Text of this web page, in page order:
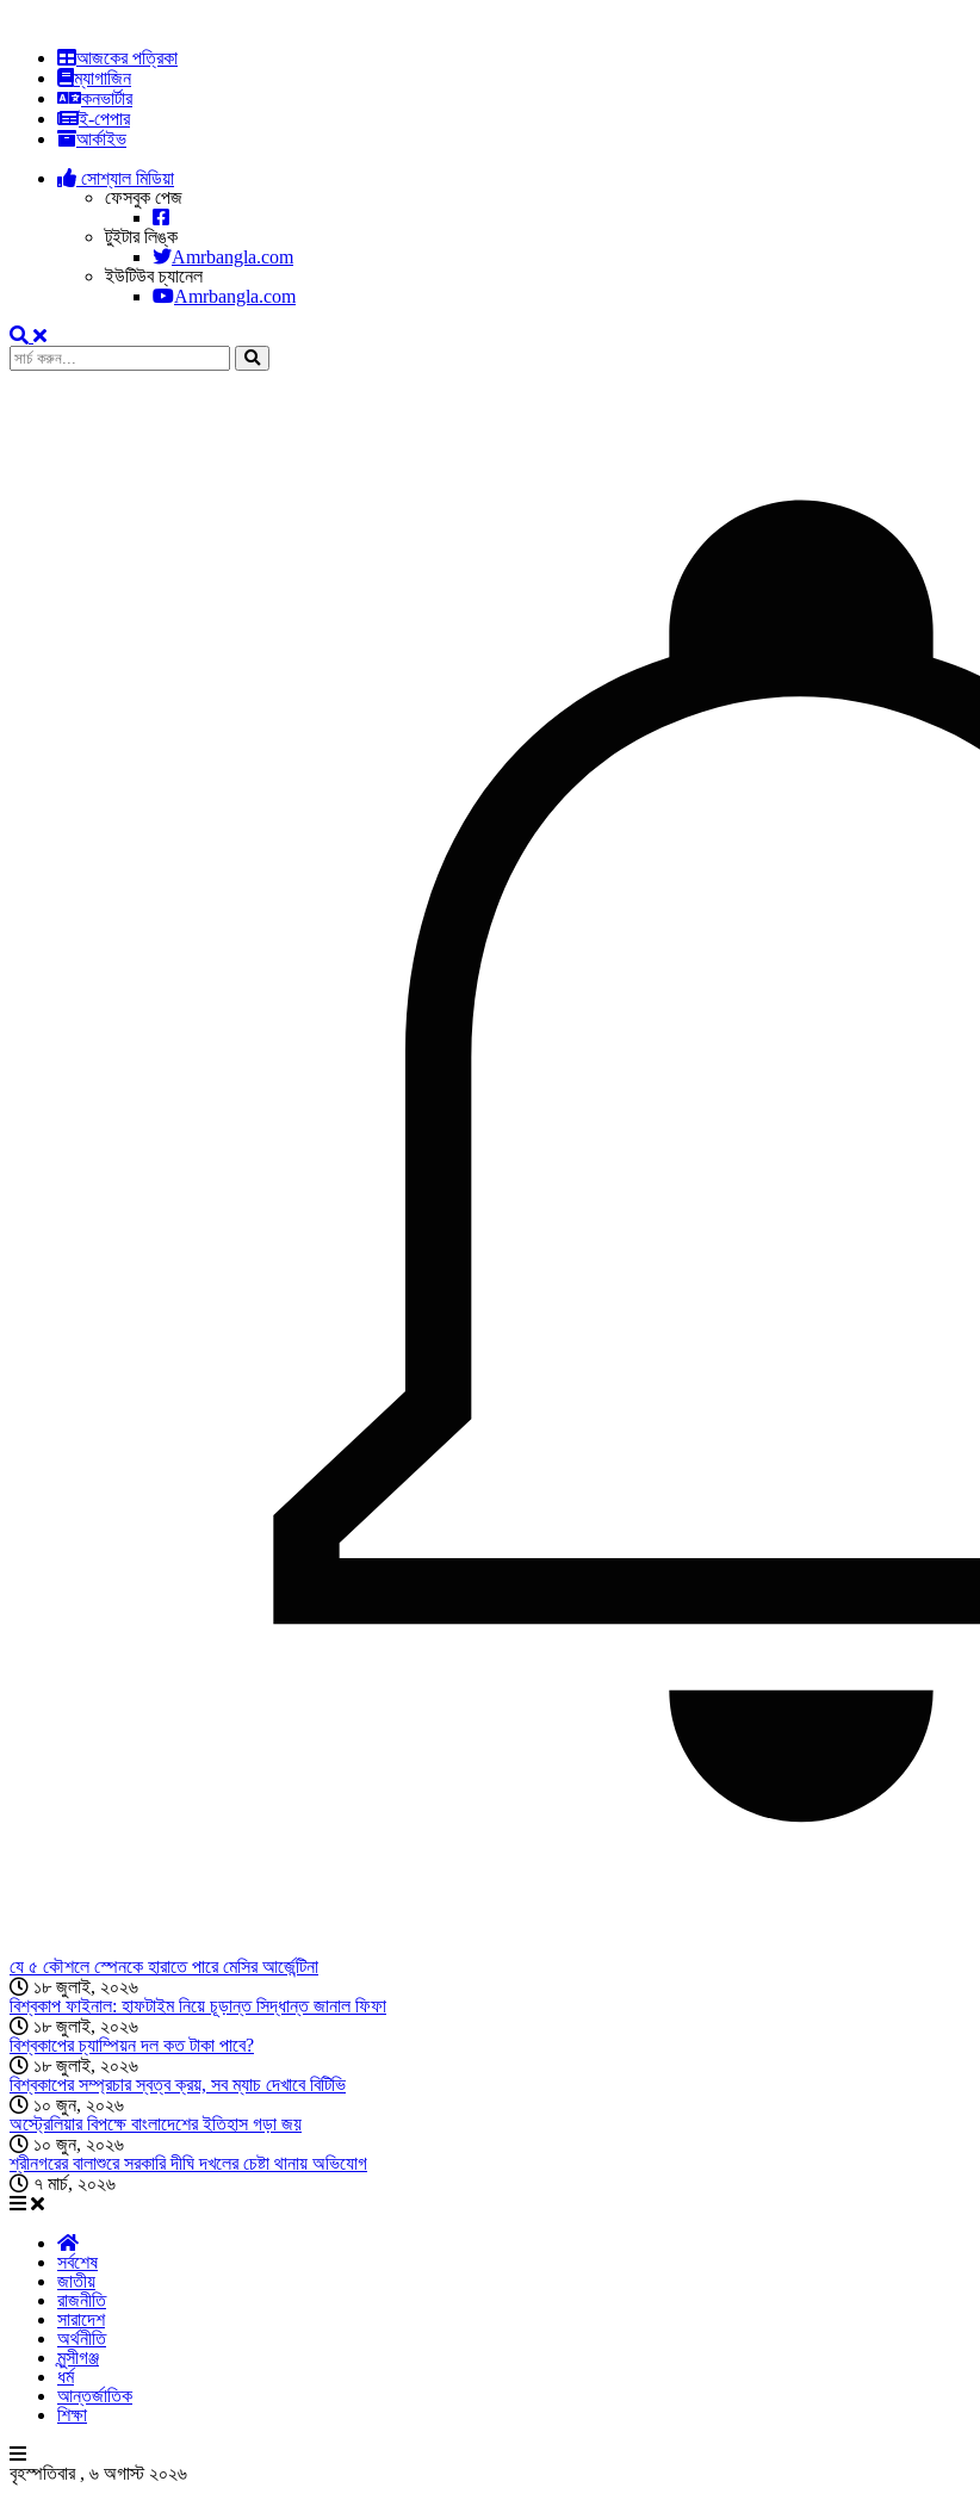
আজকের পত্রিকা
ম্যাগাজিন
কনভার্টার
ই-পেপার
আর্কাইভ
সোশ্যাল মিডিয়া
ফেসবুক পেজ
টুইটার লিঙ্ক
Amrbangla.com
ইউটিউব চ্যানেল
Amrbangla.com
যে ৫ কৌশলে স্পেনকে হারাতে পারে মেসির আর্জেন্টিনা
১৮ জুলাই, ২০২৬
বিশ্বকাপ ফাইনাল: হাফটাইম নিয়ে চূড়ান্ত সিদ্ধান্ত জানাল ফিফা
১৮ জুলাই, ২০২৬
বিশ্বকাপের চ্যাম্পিয়ন দল কত টাকা পাবে?
১৮ জুলাই, ২০২৬
বিশ্বকাপের সম্প্রচার স্বত্ব ক্রয়, সব ম্যাচ দেখাবে বিটিভি
১০ জুন, ২০২৬
অস্ট্রেলিয়ার বিপক্ষে বাংলাদেশের ইতিহাস গড়া জয়
১০ জুন, ২০২৬
শ্রীনগরের বালাশুরে সরকারি দীঘি দখলের চেষ্টা থানায় অভিযোগ
৭ মার্চ, ২০২৬
সর্বশেষ
জাতীয়
রাজনীতি
সারাদেশ
অর্থনীতি
মুন্সীগঞ্জ
ধর্ম
আন্তর্জাতিক
শিক্ষা
বৃহস্পতিবার , ৬ অগাস্ট ২০২৬